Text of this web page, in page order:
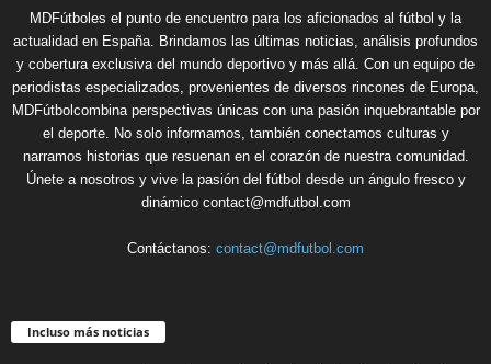
MDFútboles el punto de encuentro para los aficionados al fútbol y la
actualidad en España. Brindamos las últimas noticias, análisis profundos
y cobertura exclusiva del mundo deportivo y más allá. Con un equipo de
periodistas especializados, provenientes de diversos rincones de Europa,
MDFútbolcombina perspectivas únicas con una pasión inquebrantable por
el deporte. No solo informamos, también conectamos culturas y
narramos historias que resuenan en el corazón de nuestra comunidad.
Únete a nosotros y vive la pasión del fútbol desde un ángulo fresco y
dinámico contact@mdfutbol.com
Contáctanos: contact@mdfutbol.com
Incluso más noticias